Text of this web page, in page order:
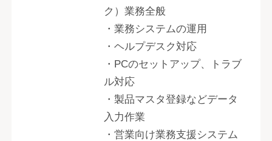
ク）業務全般
・業務システムの運用
・ヘルプデスク対応
・PCのセットアップ、トラブ
ル対応
・製品マスタ登録などデータ
入力作業
・営業向け業務支援システム